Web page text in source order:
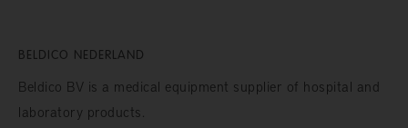
BELDICO NEDERLAND
Beldico BV is a medical equipment supplier of hospital and
laboratory products.